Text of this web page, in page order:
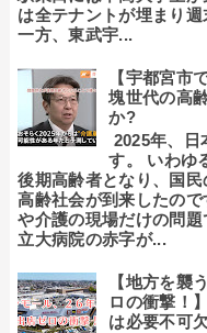
は全テナントが埋まり週
一方、東武宇...
【宇都宮市
塊世代の高
か?
2025年、日
す。 いわゆ
後期高齢者となり、国
高齢社会が到来したの
や介護の現場だけの問
立大病院の赤字が...
【地方を襲
ロの衝撃！
は必要不可